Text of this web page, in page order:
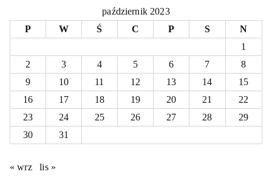
październik 2023
P
W Ś C P S
N
1
2
3 4 5 6 7
8
9
10 11 12 13 14
15
16
17 18 19 20 21
22
23
24 25 26 27 28
29
30
31
« wrz lis »